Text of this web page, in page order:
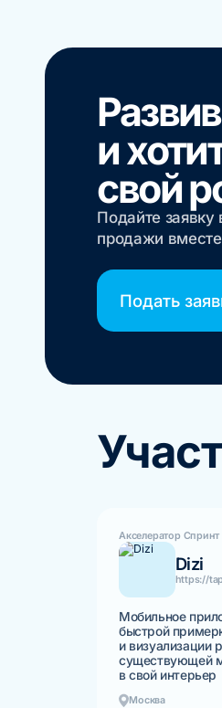
и
свой
Подайте заявку
продажи
Подать
Акселератор Спринт
Dizi
https://
Мобильное
быстрой
и визуализации
существующей
в свой интерьер
Москва